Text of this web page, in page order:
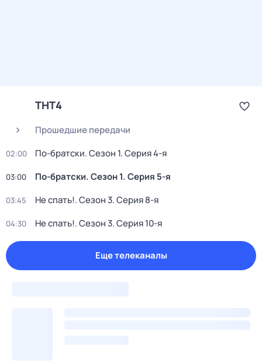
ТНТ4
Прошедшие передачи
02:00 По-братски. Сезон 1. Серия 4-я
03:00 По-братски. Сезон 1. Серия 5-я
03:45 Не спать!. Сезон 3. Серия 8-я
04:30 Не спать!. Сезон 3. Серия 10-я
Еще телеканалы